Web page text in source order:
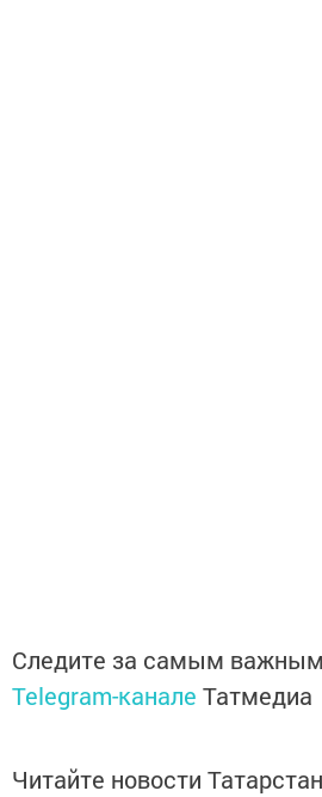
Следите за самым
Telegram-канале Татмедиа
Читайте новости